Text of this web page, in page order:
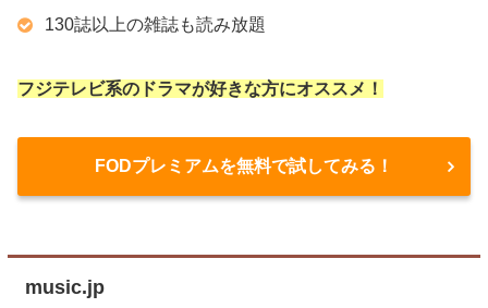
130誌以上の雑誌も読み放題
フジテレビ系のドラマが好きな方にオススメ！
FODプレミアムを無料で試してみる！
music.jp